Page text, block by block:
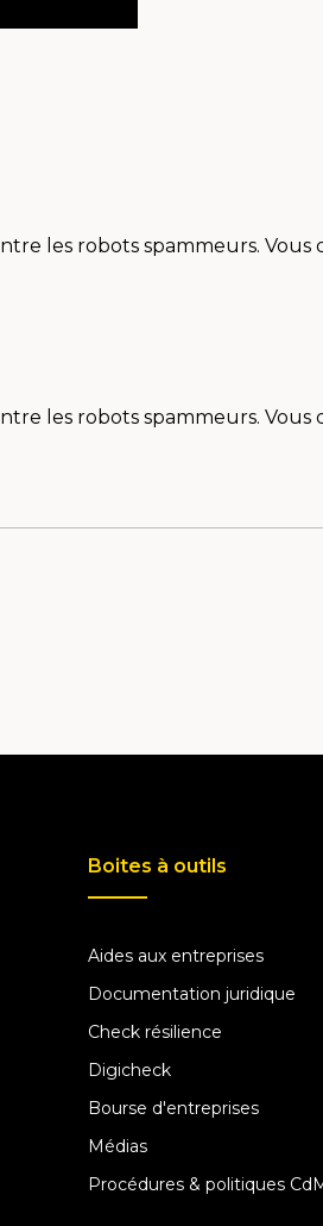
les robots spammeurs. Vous
les robots spammeurs. Vous
Boites à outils
Aides aux entreprises
Documentation juridique
Check résilience
Digicheck
Bourse d'entreprises
Médias
Procédures & politiques